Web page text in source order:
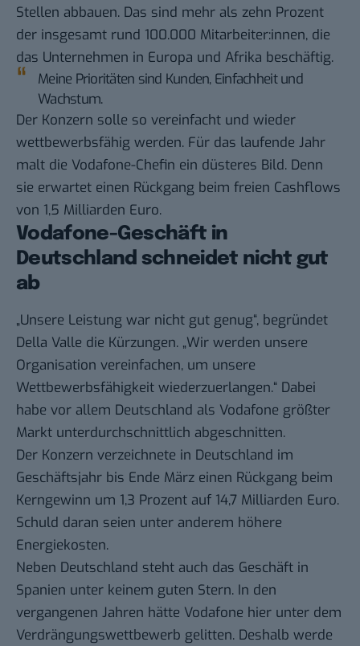
Stellen abbauen. Das sind mehr als zehn Prozent
der insgesamt rund 100.000 Mitarbeiter:innen, die
das Unternehmen in Europa und Afrika beschäftig.
Meine Prioritäten sind Kunden, Einfachheit und
Wachstum.
Der Konzern solle so vereinfacht und wieder
wettbewerbsfähig werden. Für das laufende Jahr
malt die Vodafone-Chefin ein düsteres Bild. Denn
sie erwartet einen Rückgang beim freien Cashflows
von 1,5 Milliarden Euro.
Vodafone-Geschäft in
Deutschland schneidet nicht gut
ab
„Unsere Leistung war nicht gut genug“, begründet
Della Valle die Kürzungen. „Wir werden unsere
Organisation vereinfachen, um unsere
Wettbewerbsfähigkeit wiederzuerlangen.“ Dabei
habe vor allem Deutschland als Vodafone größter
Markt unterdurchschnittlich abgeschnitten.
Der Konzern verzeichnete in Deutschland im
Geschäftsjahr bis Ende März einen Rückgang beim
Kerngewinn um 1,3 Prozent auf 14,7 Milliarden Euro.
Schuld daran seien unter anderem höhere
Energiekosten.
Neben Deutschland steht auch das Geschäft in
Spanien unter keinem guten Stern. In den
vergangenen Jahren hätte Vodafone hier unter dem
Verdrängungswettbewerb gelitten. Deshalb werde